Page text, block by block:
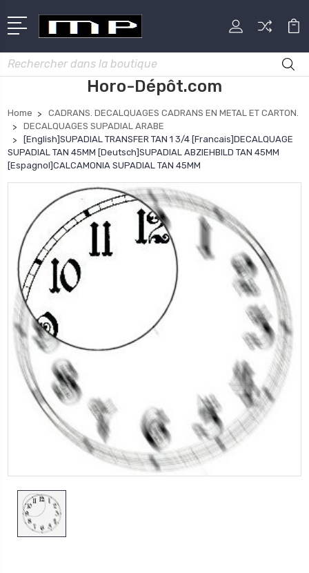
Rechercher
Horo-Dépôt.com
Home
CADRANS. DECALQUAGES CADRANS EN METAL ET CARTON.
DECALQUAGES SUPADIAL ARABE
[English]SUPADIAL TRANSFER TAN 1 3/4 [Francais]DECALQUAGE
SUPADIAL TAN 45MM [Deutsch]SUPADIAL ABZIEHBILD TAN 45MM
[Espagnol]CALCAMONIA SUPADIAL TAN 45MM